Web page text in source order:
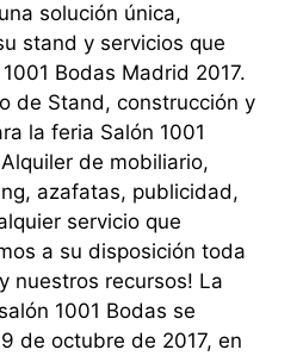
solución única,
stand y servicios que
Bodas Madrid 2017.
de Stand, construcción y
la feria Salón 1001
de mobiliario,
azafatas, publicidad,
servicio que
a su disposición toda
nuestros recursos! La
1001 Bodas se
de octubre de 2017, en